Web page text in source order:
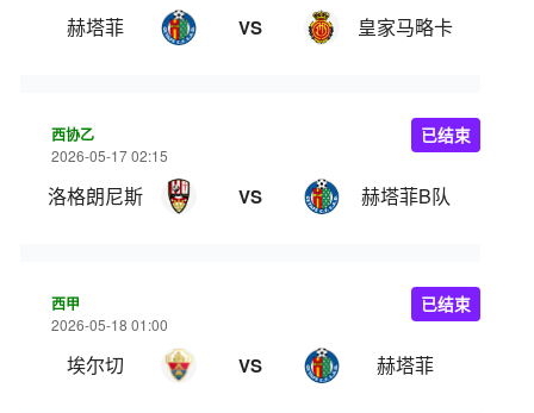
赫塔菲 VS 皇家马略卡
西协乙
2026-05-17 02:15
洛格朗尼斯 VS 赫塔菲B队
已结束
西甲
2026-05-18 01:00
埃尔切 VS 赫塔菲
已结束